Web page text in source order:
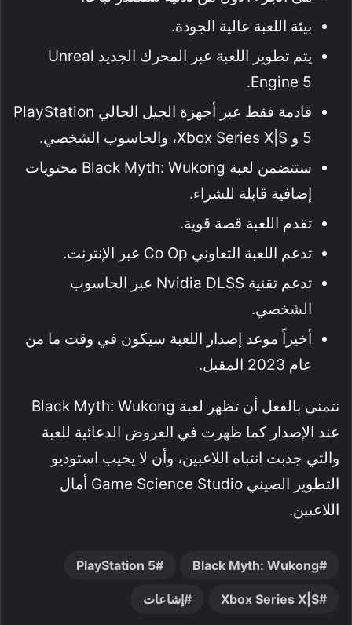
بيئة اللعبة عالية الجودة.
يتم تطوير اللعبة عبر المحرك الجديد Unreal
Engine 5.
قادمة فقط عبر أجهزة الجيل الحالي PlayStation
5 و Xbox Series X|S، والحاسوب الشخصي.
ستتضمن لعبة Black Myth: Wukong محتويات
إضافية قابلة للشراء.
تقدم اللعبة قصة قوية.
تدعم اللعبة التعاوني Co Op عبر الإنترنت.
تدعم تقنية Nvidia DLSS عبر الحاسوب
الشخصي.
أخيراً موعد إصدار اللعبة سيكون في وقت ما من
عام 2023 المقبل.
نتمنى بالفعل أن تظهر لعبة Black Myth: Wukong
عند الإصدار كما ظهرت في العروض الدعائية للعبة
والتي جذبت انتباه اللاعبين، وأن لا يخيب استوديو
التطوير الصيني Game Science Studio أمال
اللاعبين.
Black Myth: Wukong
PlayStation 5
Xbox Series X|S إشاعات